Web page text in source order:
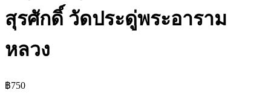
สุรศักดิ์ วัดประดู่พระอาราม
หลวง
฿750